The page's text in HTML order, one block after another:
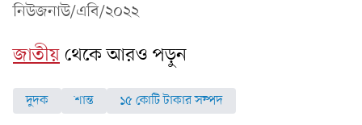
নিউজনাউ/এবি/২০২২
জাতীয়থেকে আরও পড়ুন
দুদক শান্ত ১৫ কোটি টাকার সম্পদ